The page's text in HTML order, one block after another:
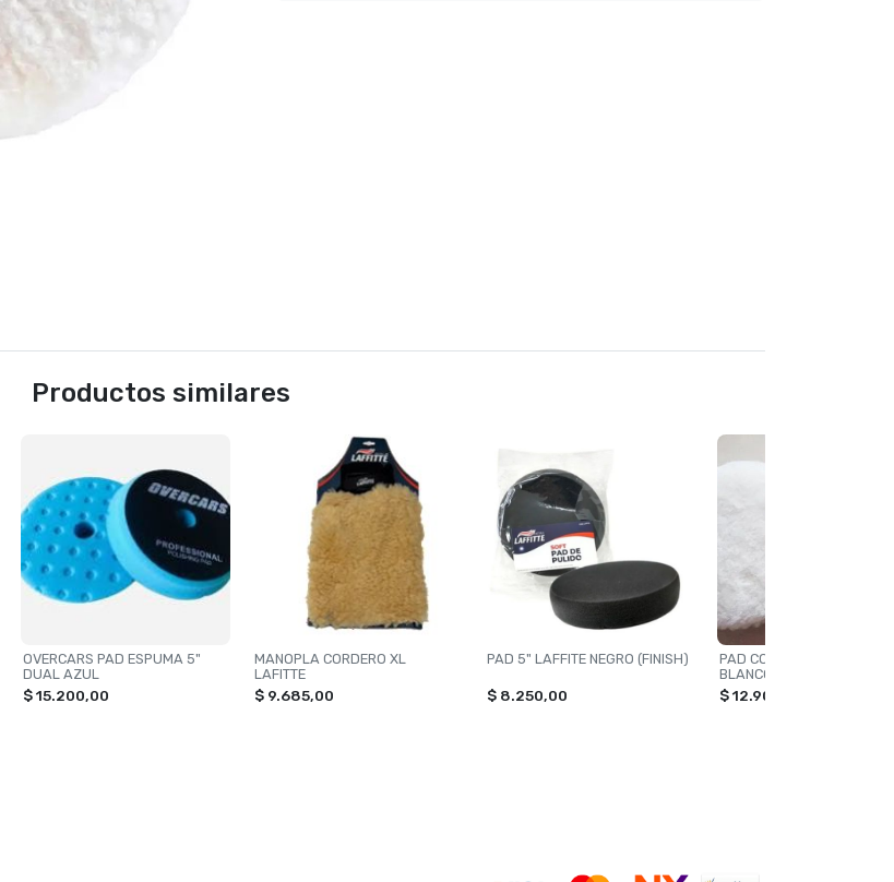
Productos similares
OVERCARS PAD ESPUMA 5"
DUAL AZUL
$ 15.200,00
MANOPLA CORDERO XL
LAFITTE
$ 9.685,00
PAD 5" LAFFITE NEGRO (FINISH)
$ 8.250,00
PAD CORDERO 5"
BLANCO PREMIUM
$ 12.900,00